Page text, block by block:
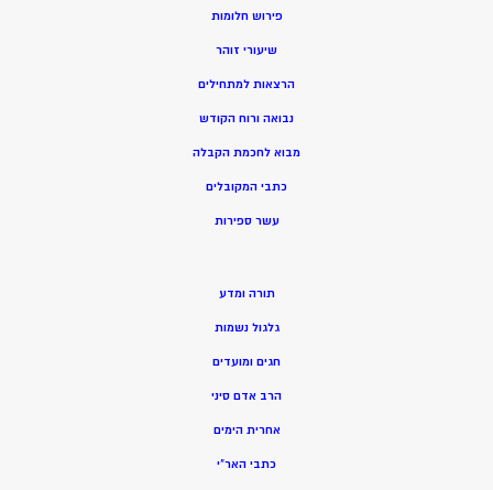
פירוש חלומות
שיעורי זוהר
הרצאות למתחילים
נבואה ורוח הקודש
מבוא לחכמת הקבלה
כתבי המקובלים
עשר ספירות
תורה ומדע
גלגול נשמות
חגים ומועדים
הרב אדם סיני
אחרית הימים
כתבי האר”י